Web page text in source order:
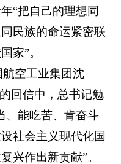
“把自己的理想同
民族的命运紧密联
家”。
航空工业集团沈
回信中，总书记勉
、能吃苦、肯奋斗
社会主义现代化国
兴作出新贡献”。